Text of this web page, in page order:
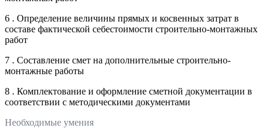
6 . Определение величины прямых и косвенных затрат в
составе фактической себестоимости строительно-монтажных
работ
7 . Составление смет на дополнительные строительно-
монтажные работы
8 . Комплектование и оформление сметной документации в
соответствии с методическими документами
Необходимые умения